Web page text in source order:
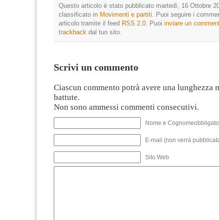
Questo articolo è stato pubblicato martedì, 16 Ottobre
classificato in Movimenti e partiti. Puoi seguire i
articolo tramite il feed RSS 2.0. Puoi inviare un
trackback dal tuo sito.
Scrivi un commento
Ciascun commento potrà avere una lunghezza
battute.
Non sono ammessi commenti consecutivi.
Nome e
E-mail (non verrà
Sito Web